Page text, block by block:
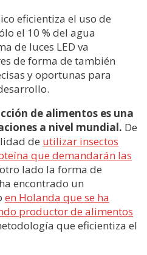
eficientiza el uso de
el 10 % del agua
de luces LED va
de forma de también
y oportunas para
de alimentos es una
a nivel mundial. De
de utilizar insectos
que demandarán las
lado la forma de
encontrado un
en Holanda que se ha
productor de alimentos
que eficientiza el